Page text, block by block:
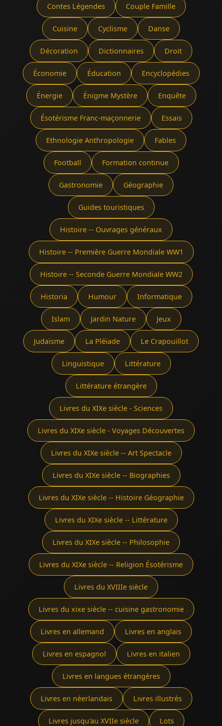
Contes Légendes Couple Famille
Cuisine Cyclisme Danse
Décoration Dictionnaires Droit
Économie Éducation Encyclopédies
Énergie Énigme Mystère Enquête
Ésotérisme Franc-maçonnerie Essais
Ethnologie Anthropologie Fables
Football Formation continue
Gastronomie Géographie
Guides touristiques
Histoire -- Ouvrages généraux
Histoire -- Première Guerre Mondiale WW1
Histoire -- Seconde Guerre Mondiale WW2
Historia Humour Informatique
Islam Jardin Nature Jeux
Judaïsme La Pléïade Le Crapouillot
Linguistique Littérature
Littérature étrangère
Livres du XIXe siècle - Sciences
Livres du XIXe siècle - Voyages Découvertes
Livres du XIXe siècle -- Art Spectacle
Livres du XIXe siècle -- Biographies
Livres du XIXe siècle -- Histoire Géographie
Livres du XIXe siècle -- Littérature
Livres du XIXe siècle -- Philosophie
Livres du XIXe siècle -- Religion Ésotérisme
Livres du XVIIIe siècle
Livres du xixe siècle -- cuisine gastronomie
Livres en allemand Livres en anglais
Livres en espagnol Livres en italien
Livres en langues étrangères
Livres en néerlandais Livres illustrés
Livres jusqu'au XVIIe siècle Lots